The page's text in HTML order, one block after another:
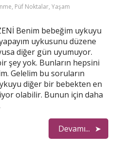
, Püf Noktalar,Yaşam
Benim bebeğim uykuyu
uykusunu düzene
diğer gün uyumuyor.
şey yok. Bunların hepsini
Gelelim bu soruların
diğer bir bebekten en
olabilir. Bunun için daha
Devamı...